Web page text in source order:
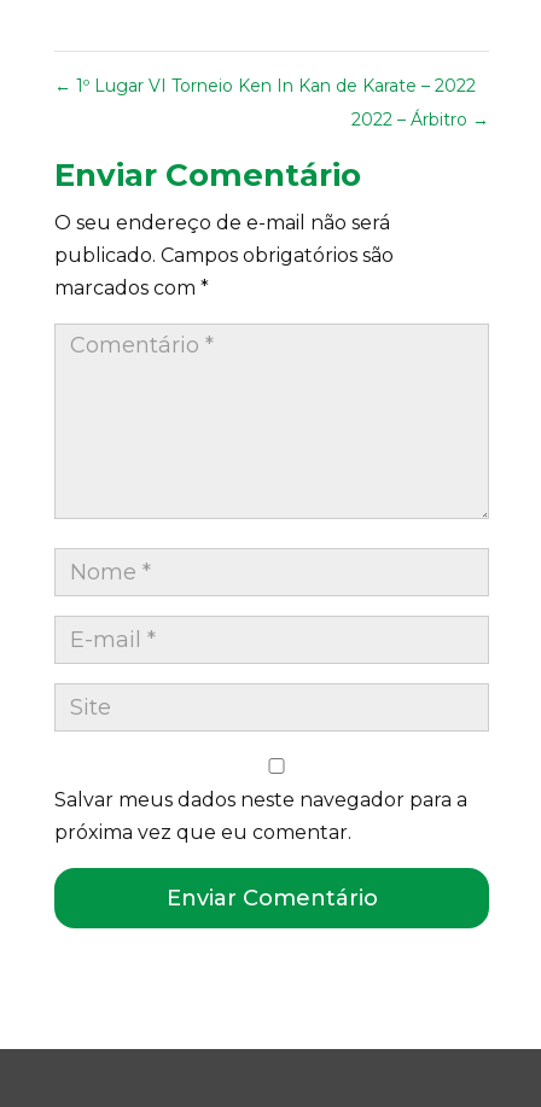
← 1º Lugar VI Torneio Ken In Kan de Karate – 2022
2022 – Árbitro →
Enviar Comentário
O seu endereço de e-mail não será
publicado. Campos obrigatórios são
marcados com *
Salvar meus dados neste navegador para a
próxima vez que eu comentar.